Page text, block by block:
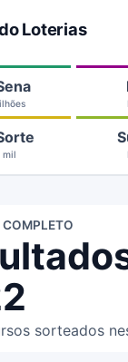
Loterias
mil
sorteados